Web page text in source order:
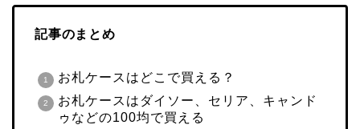
記事のまとめ
お札ケースはどこで買える？
お札ケースはダイソー、セリア、キャンド
ゥなどの100均で買える